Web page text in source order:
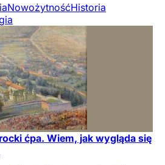
NowożytnośćHistoria
ćpa. Wiem, jak wygląda się